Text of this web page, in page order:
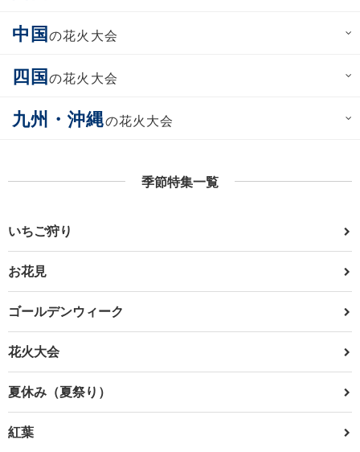
中国の花火大会
四国の花火大会
九州・沖縄の花火大会
季節特集一覧
いちご狩り
お花見
ゴールデンウィーク
花火大会
夏休み（夏祭り）
紅葉